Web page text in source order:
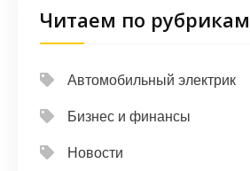
Читаем по рубрикам
Автомобильный электрик
Бизнес и финансы
Новости